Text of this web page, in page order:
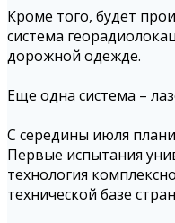
Кроме того, будет
система
дорожной одежде.
Еще одна система –
С середины июля
Первые испытания
технология
технической базе